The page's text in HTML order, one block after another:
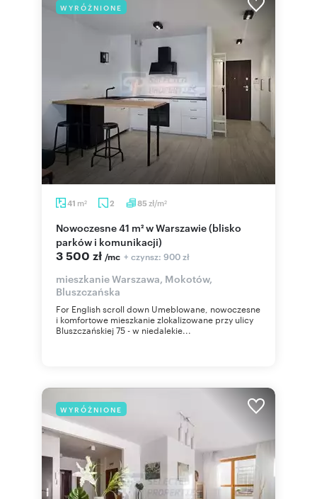
WYRÓŻNIONE
41 m2 2 85 zł/m2
Nowoczesne 41 m² w Warszawie (blisko
parków i komunikacji)
3 500 zł /mc + czynsz: 900 zł
mieszkanie Warszawa, Mokotów,
Bluszczańska
For English scroll down Umeblowane, nowoczesne
i komfortowe mieszkanie zlokalizowane przy ulicy
Bluszczańskiej 75 - w niedalekie...
WYRÓŻNIONE